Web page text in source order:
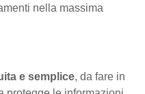
nella massima
e semplice, da fare in